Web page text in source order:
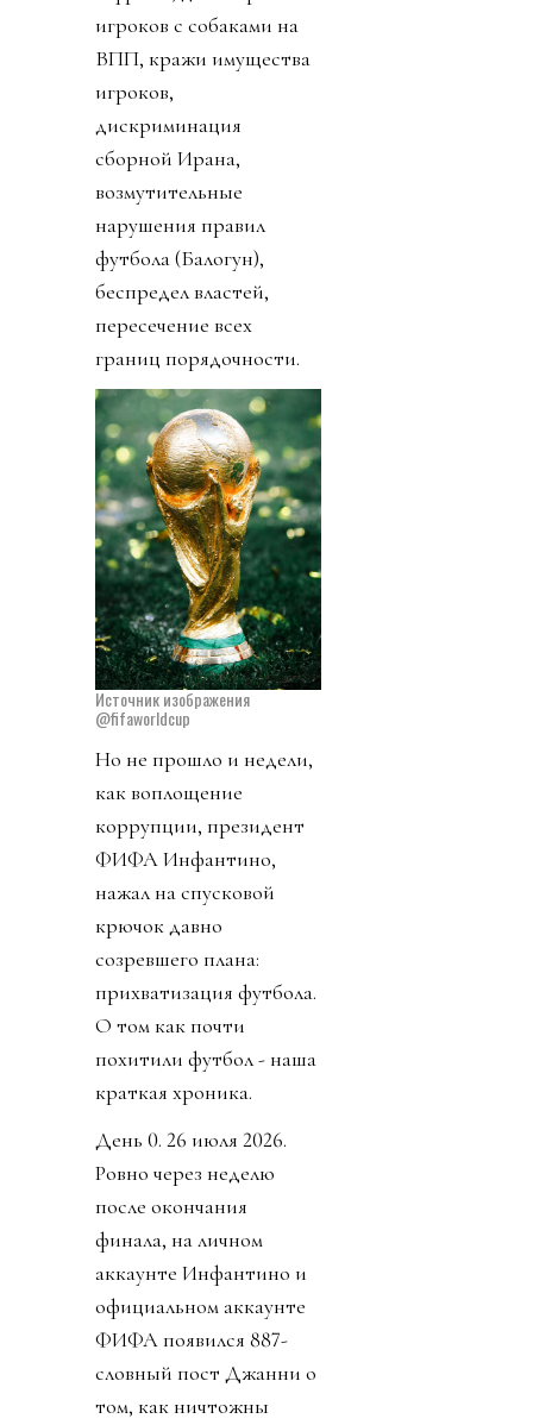
игроков с собаками на
ВПП, кражи имущества
игроков,
дискриминация
сборной Ирана,
возмутительные
нарушения правил
футбола (Балогун),
беспредел властей,
пересечение всех
границ порядочности.
Источник изображения
@fifaworldcup
Но не прошло и недели,
как воплощение
коррупции, президент
ФИФА Инфантино,
нажал на спусковой
крючок давно
созревшего плана:
прихватизация футбола.
О том как почти
похитили футбол - наша
краткая хроника.
День 0. 26 июля 2026.
Ровно через неделю
после окончания
финала, на личном
аккаунте Инфантино и
официальном аккаунте
ФИФА появился 887-
словный пост Джанни о
том, как ничтожны